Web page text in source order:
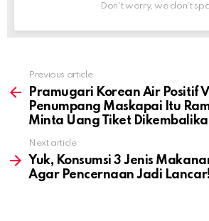
Don't worry, we don't
more
Previous article
Pramugari Korean Air Positif
Penumpang Maskapai Itu
Minta Uang Tiket
Next article
Yuk, Konsumsi 3 Jenis
Agar Pencernaan Jadi Lancar!